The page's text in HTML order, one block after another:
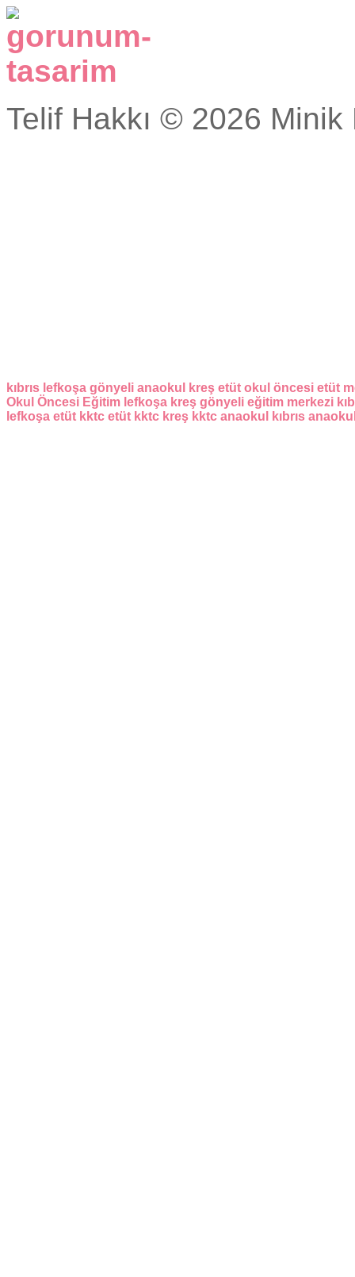
Telif Hakkı © 2026 Minik
kıbrıs lefkoşa gönyeli anaokul kreş etüt okul öncesi etüt
Okul Öncesi Eğitim lefkoşa kreş gönyeli eğitim merkezi
lefkoşa etüt kktc etüt kktc kreş kktc anaokul kıbrıs